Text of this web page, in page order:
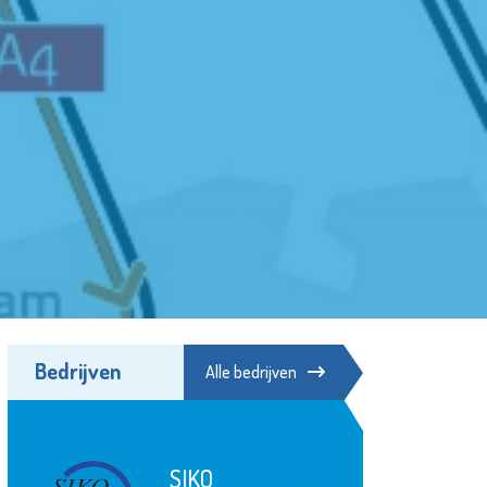
Bedrijven Alle bedrijven
SIKO